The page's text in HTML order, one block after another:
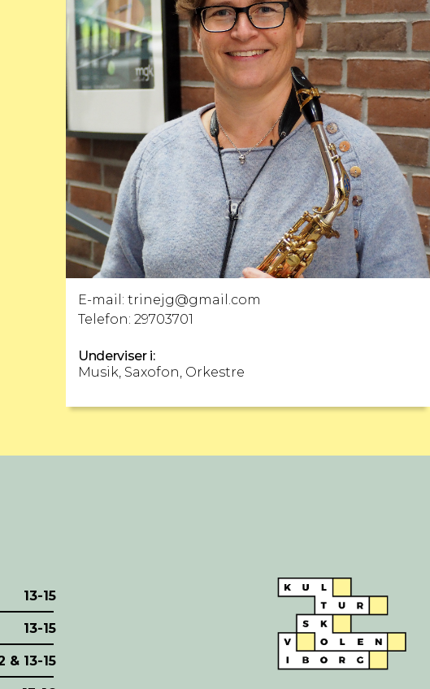
E-mail: trinejg@gmail.com
Telefon: 29703701
Underviser i:
Musik, Saxofon, Orkestre
13-15
13-15
& 13-15